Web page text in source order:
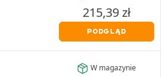
215,39zł
PODGLĄD
W magazynie